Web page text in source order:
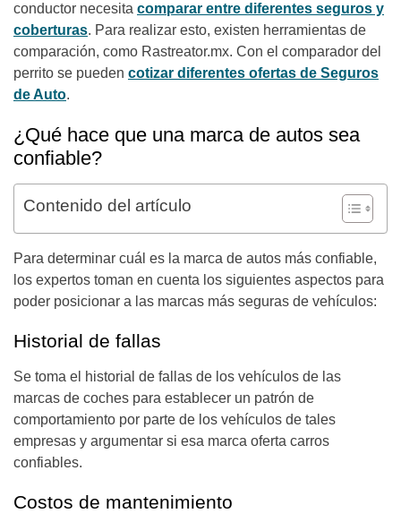
conductor necesita comparar entre diferentes seguros y
coberturas. Para realizar esto, existen herramientas de
comparación, como Rastreator.mx. Con el comparador del
perrito se pueden cotizar diferentes ofertas de Seguros
de Auto.
¿Qué hace que una marca de autos sea
confiable?
Contenido del artículo
Para determinar cuál es la marca de autos más confiable,
los expertos toman en cuenta los siguientes aspectos para
poder posicionar a las marcas más seguras de vehículos:
Historial de fallas
Se toma el historial de fallas de los vehículos de las
marcas de coches para establecer un patrón de
comportamiento por parte de los vehículos de tales
empresas y argumentar si esa marca oferta carros
confiables.
Costos de mantenimiento